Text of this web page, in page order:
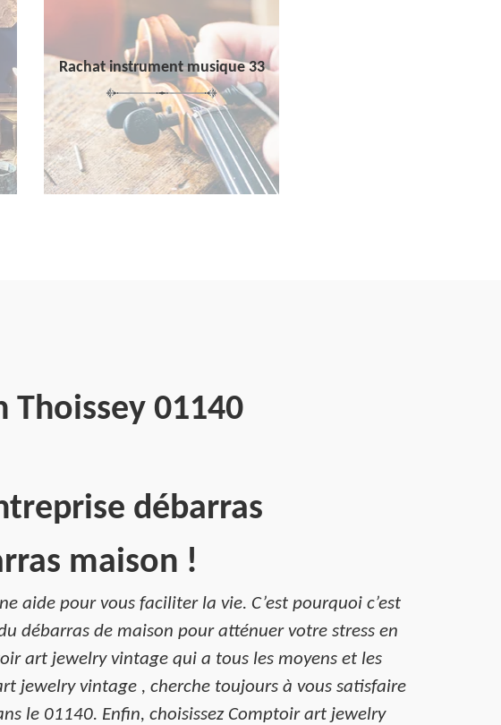
Rachat instrument musique 33
Thoissey 01140
débarras
maison !
aide pour vous faciliter la vie. C’est pourquoi c’est
débarras de maison pour atténuer votre stress en
art jewelry vintage qui a tous les moyens et les
jewelry vintage , cherche toujours à vous satisfaire
le 01140. Enfin, choisissez Comptoir art jewelry